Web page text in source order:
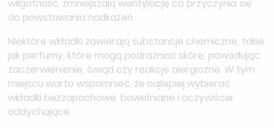
wilgotność, zmniejszają wentylację co przyczynia się
do powstawania nadkażeń.
Niektóre wkładki zawierają substancje chemiczne, takie
jak perfumy, które mogą podrażniać skórę, powodując
zaczerwienienie, świąd czy reakcje alergiczne. W tym
miejscu warto wspomnieć, że najlepiej wybierać
wkładki bezzapachowe, bawełniane i oczywiście
oddychające.